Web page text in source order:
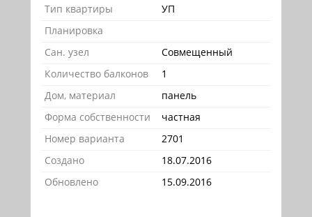
Тип квартиры
УП
Планировка
Сан. узел
Совмещенный
Количество балконов
1
Дом, материал
панель
Форма собственности
частная
Номер варианта
2701
Создано
18.07.2016
Обновлено
15.09.2016